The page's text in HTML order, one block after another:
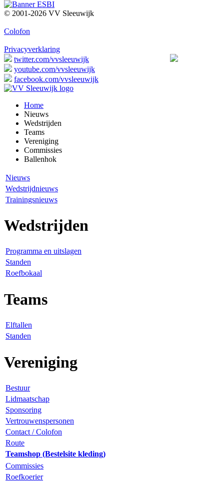
© 2001-2026 VV Sleeuwijk
Colofon
Privacyverklaring
twitter.com/vvsleeuwijk
youtube.com/vvsleeuwijk
facebook.com/vvsleeuwijk
Home
Nieuws
Wedstrijden
Teams
Vereniging
Commissies
Ballenhok
Nieuws
Wedstrijdnieuws
Trainingsnieuws
Wedstrijden
Programma en uitslagen
Standen
Roefbokaal
Teams
Elftallen
Standen
Vereniging
Bestuur
Lidmaatschap
Sponsoring
Vertrouwenspersonen
Contact / Colofon
Route
Teamshop (Bestelsite kleding)
Commissies
Roefkoerier